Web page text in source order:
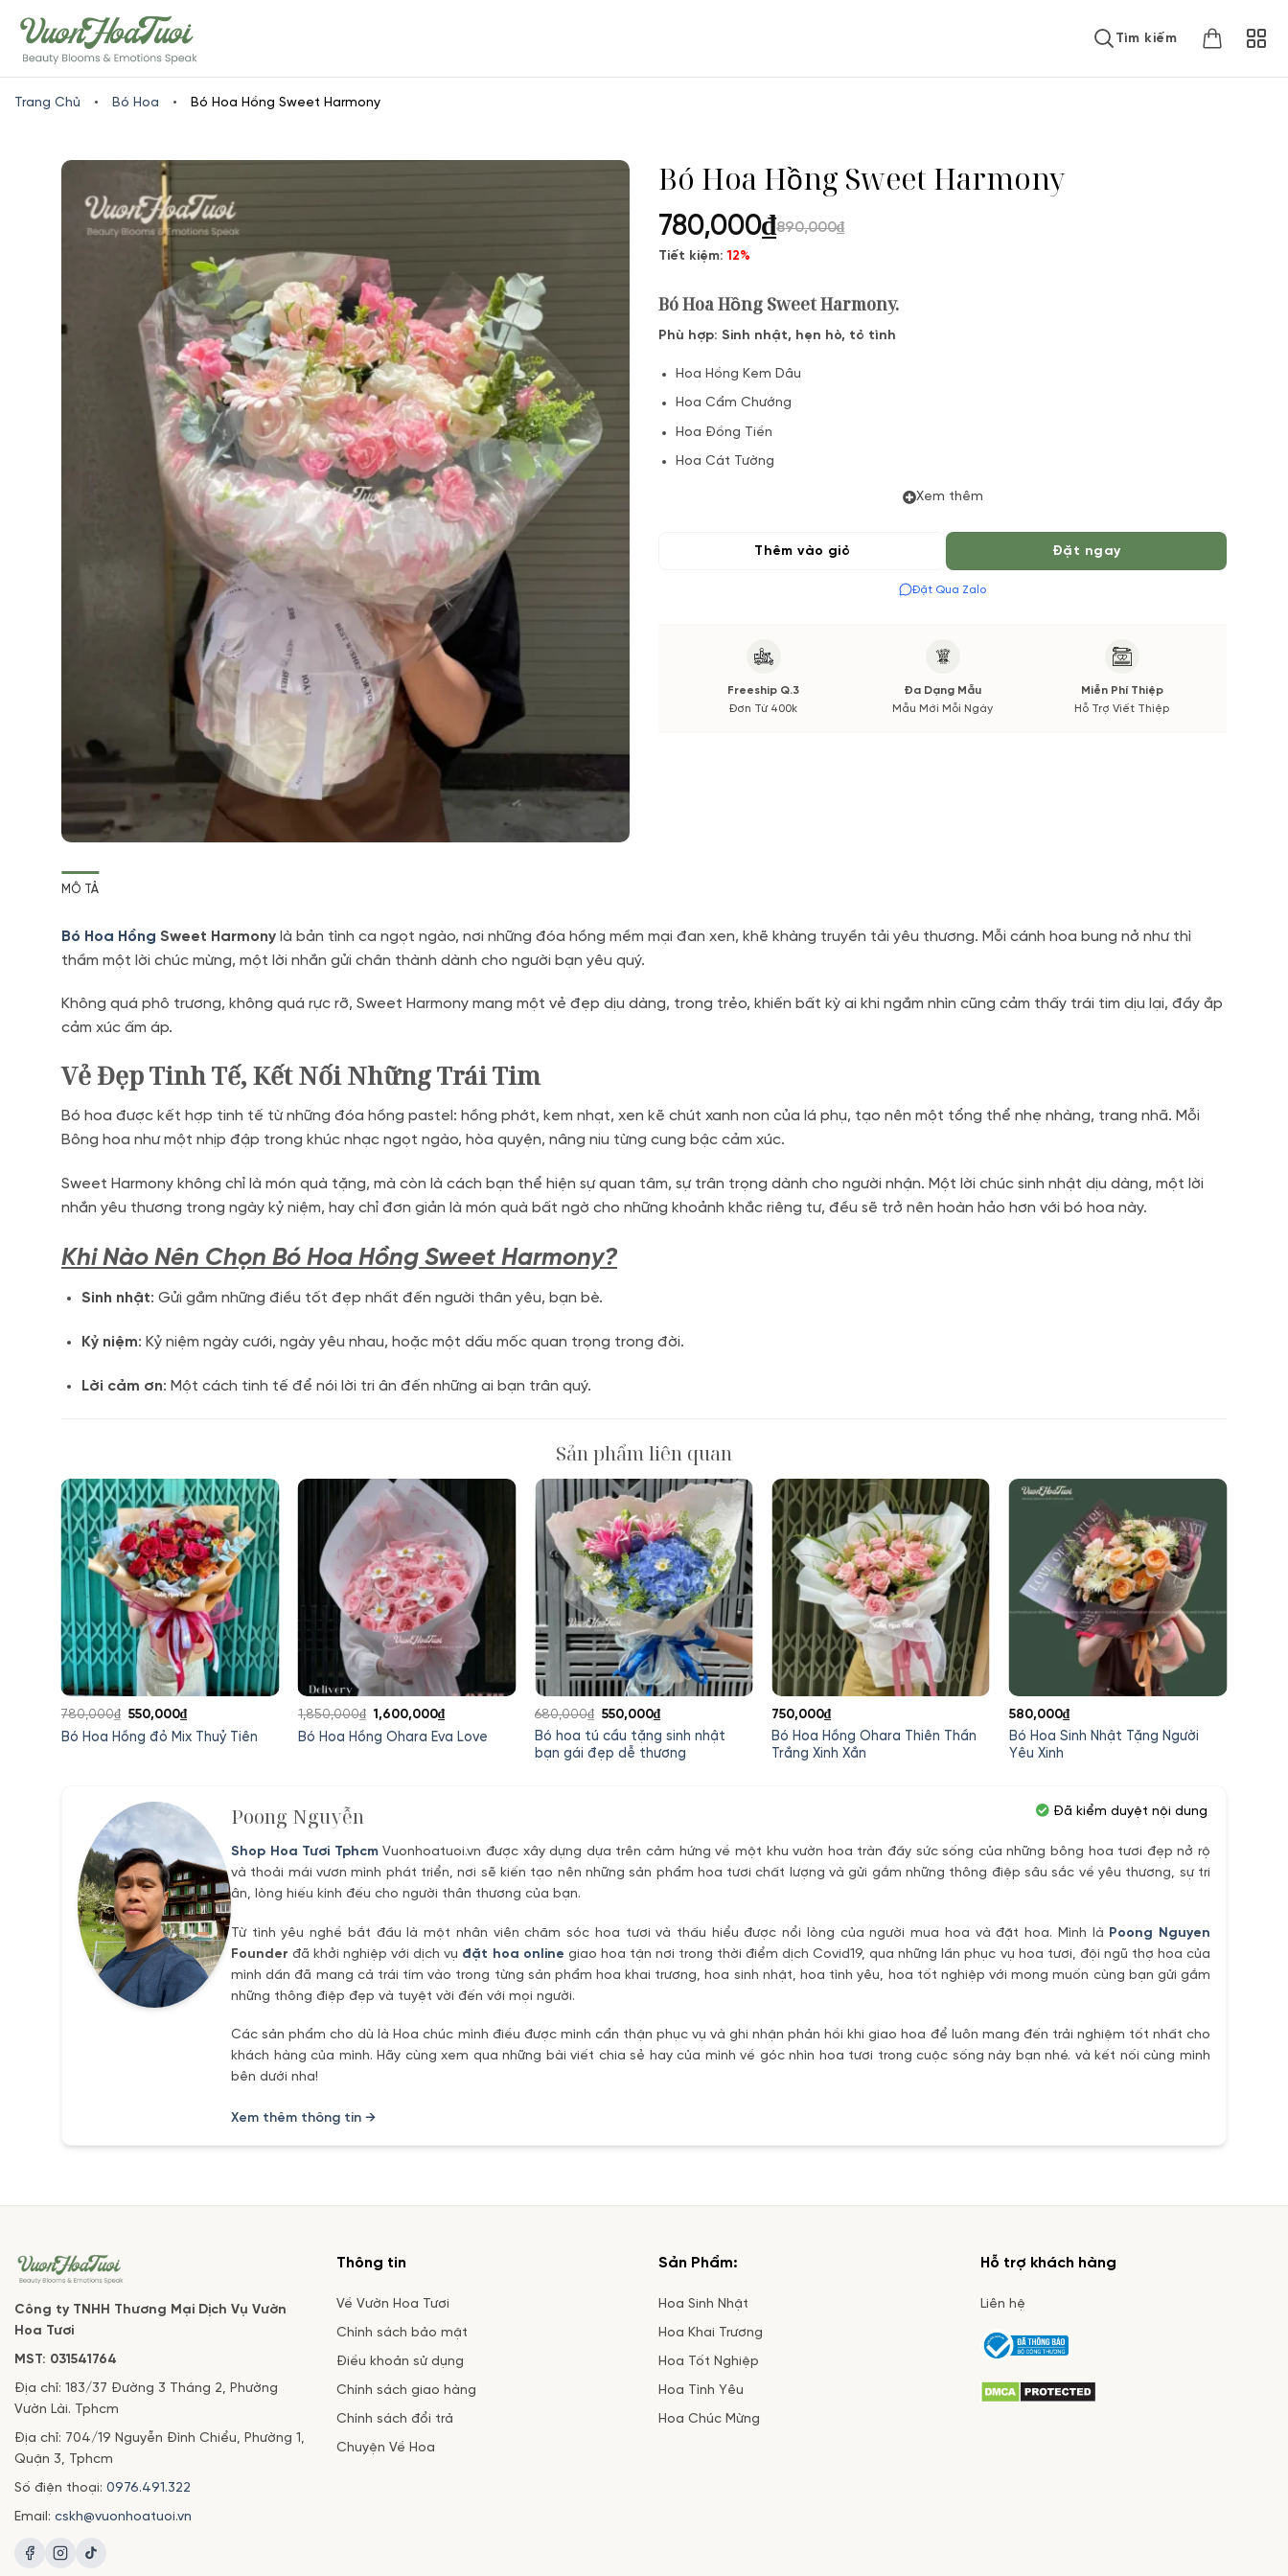
to
content
Tìm kiếm
Trang Chủ • Bó Hoa • Bó Hoa Hồng Sweet Harmony
Bó Hoa Hồng Sweet Harmony
780,000₫890,000₫
Tiết kiệm:12%
Bó Hoa Hồng Sweet Harmony.
Phù hợp: Sinh nhật, hẹn hò, tỏ tình
Hoa Hồng Kem Dâu
Hoa Cẩm Chướng
Hoa Đồng Tiền
Hoa Cát Tường
(*) Shop hoa tươi với dịch vụ đặt hoa online Vườn Hoa Tươi đảm bảo phong cách cắm,
Xem thêm
Thêm vào giỏ Đặt ngay
Đặt Qua Zalo
Freeship Q.3
Đơn Từ 400k
Đa Dạng Mẫu
Mẫu Mới Mỗi Ngày
Miễn Phí Thiệp
Hỗ Trợ Viết Thiệp
MÔ TẢ
Bó Hoa Hồng Sweet Harmony là bản tình ca ngọt ngào, nơi những đóa hồng mềm mại đan xen, khẽ khàng truyền tải yêu thương. Mỗi cánh hoa bung nở như thì
thầm một lời chúc mừng, một lời nhắn gửi chân thành dành cho người bạn yêu quý.
Không quá phô trương, không quá rực rỡ, Sweet Harmony mang một vẻ đẹp dịu dàng, trong trẻo, khiến bất kỳ ai khi ngắm nhìn cũng cảm thấy trái tim dịu lại, đầy ắp
cảm xúc ấm áp.
Vẻ Đẹp Tinh Tế, Kết Nối Những Trái Tim
Bó hoa được kết hợp tinh tế từ những đóa hồng pastel: hồng phớt, kem nhạt, xen kẽ chút xanh non của lá phụ, tạo nên một tổng thể nhẹ nhàng, trang nhã. Mỗi
Bông hoa như một nhịp đập trong khúc nhạc ngọt ngào, hòa quyện, nâng niu từng cung bậc cảm xúc.
Sweet Harmony không chỉ là món quà tặng, mà còn là cách bạn thể hiện sự quan tâm, sự trân trọng dành cho người nhận. Một lời chúc sinh nhật dịu dàng, một lời
nhắn yêu thương trong ngày kỷ niệm, hay chỉ đơn giản là món quà bất ngờ cho những khoảnh khắc riêng tư, đều sẽ trở nên hoàn hảo hơn với bó hoa này.
Khi Nào Nên Chọn Bó Hoa Hồng Sweet Harmony?
Sinh nhật: Gửi gắm những điều tốt đẹp nhất đến người thân yêu, bạn bè.
Kỷ niệm: Kỷ niệm ngày cưới, ngày yêu nhau, hoặc một dấu mốc quan trọng trong đời.
Lời cảm ơn: Một cách tinh tế để nói lời tri ân đến những ai bạn trân quý.
Sản phẩm liên quan
Bó Hoa Hồng đỏ Mix Thuỷ Tiên
780,000₫ Giá
gốc
550,000₫Giá
hiện
Bó Hoa Hồng Ohara Eva Love
1,850,000₫ Giá
gốc
1,600,000₫Giá
hiện
Bó hoa tú cầu tặng sinh nhật
bạn gái đẹp dễ thương
680,000₫ Giá
gốc
là:
550,000₫Giá
hiện
tại
Bó Hoa Hồng Ohara Thiên Thần
Trắng Xinh Xắn
750,000₫
Bó Hoa Sinh Nhật Tặng Người
Yêu Xinh
580,000₫
Poong Nguyễn
Shop Hoa Tươi TphcmVuonhoatuoi.vn được xây dựng dựa trên cảm hứng về một khu vườn hoa tràn đầy sức sống của những bông hoa tươi đẹp nở rộ
và thoải mái vươn mình phát triển, nơi sẽ kiến tạo nên những sản phẩm hoa tươi chất lượng và gửi gắm những thông điệp sâu sắc về yêu thương, sự tri
ân, lòng hiếu kính đếu cho người thân thương của bạn.
Từ tình yêu nghề bắt đầu là một nhân viên chăm sóc hoa tươi và thấu hiểu được nổi lòng của người mua hoa và đặt hoa. Mình là Poong Nguyen
Founder đã khởi nghiệp với dịch vụ đặt hoa online giao hoa tận nơi trong thời điểm dịch Covid19, qua những lần phục vụ hoa tươi, đội ngũ thợ hoa của
mình dần đã mang cả trái tím vào trong từng sản phẩm hoa khai trương, hoa sinh nhật, hoa tình yêu, hoa tốt nghiệp với mong muốn cùng bạn gửi gắm
những thông điệp đẹp và tuyệt vời đến với mọi người.
Các sản phẩm cho dù là Hoa chúc mình điều được mình cẩn thận phục vụ và ghi nhận phản hồi khi giao hoa để luôn mang đến trải nghiệm tốt nhất cho
khách hàng của mình. Hãy cùng xem qua những bài viết chia sẻ hay của mình về góc nhìn hoa tươi trong cuộc sống này bạn nhé. và kết nối cùng mình
bên dưới nha!
Xem thêm thông tin →
Đã kiểm duyệt nội dung
Công ty TNHH Thương Mại Dịch Vụ Vườn
Hoa Tươi
MST: 031541764
Địa chỉ: 183/37 Đường 3 Tháng 2, Phường
Vườn Lài. Tphcm
Địa chỉ: 704/19 Nguyễn Đình Chiểu, Phường 1,
Quận 3, Tphcm
Số điện thoại: 0976.491.322
Email: cskh@vuonhoatuoi.vn
Thông tin
Về Vườn Hoa Tươi
Chính sách bảo mật
Điều khoản sử dụng
Chính sách giao hàng
Chính sách đổi trả
Chuyện Về Hoa
Sản Phẩm:
Hoa Sinh Nhật
Hoa Khai Trương
Hoa Tốt Nghiệp
Hoa Tình Yêu
Hoa Chúc Mừng
Hỗ trợ khách hàng
Liên hệ